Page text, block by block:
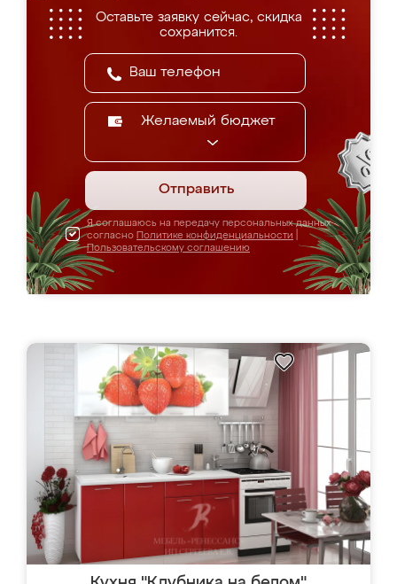
Оставьте заявку сейчас, скидка
сохранится.
Желаемый бюджет
Отправить
Я соглашаюсь на передачу персональных данных
согласно Политике конфиденциальности
Пользовательскому соглашению